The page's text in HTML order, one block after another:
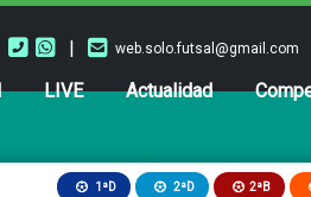
| web.solo.futsal@gmail.com
LIVE Actualidad
1ªD 2ªD 2ªB